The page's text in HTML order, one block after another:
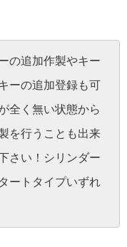
の追加作製やキー
ーの追加登録も可
全く無い状態から
を行うことも出来
さい！シリンダー
ートタイプいずれ